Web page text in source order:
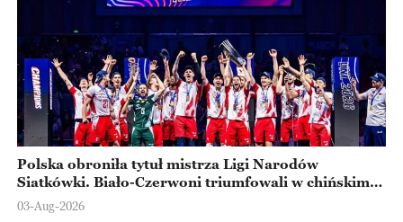
Polska obroniła tytuł mistrza Ligi Narodów
Siatkówki. Biało-Czerwoni triumfowali w chińskim
Ningbo
03-Aug-2026